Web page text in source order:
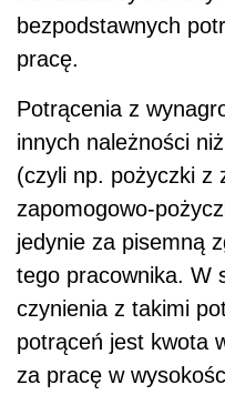
bezpodstawnych
pracę.
Potrącenia z
innych należności
(czyli np. pożyczki z
zapomogowo-
jedynie za pisemną
tego pracownika. W
czynienia z takimi
potrąceń jest kwota
za pracę w